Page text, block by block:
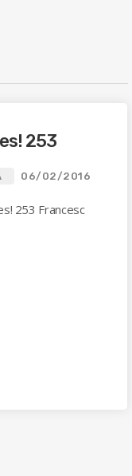
253
06/02/2016
253 Francesc